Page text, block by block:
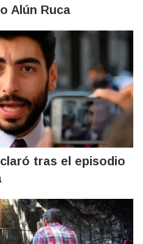
Alún Ruca
tras el episodio